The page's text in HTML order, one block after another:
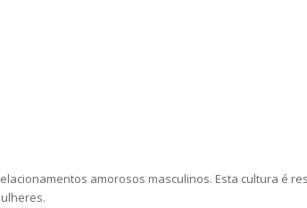
amorosos masculinos. Esta cultura é